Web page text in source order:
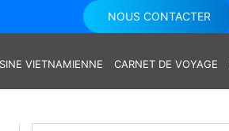
NOUS CONTACTER
VIETNAMIENNE CARNET DE VOYAGE